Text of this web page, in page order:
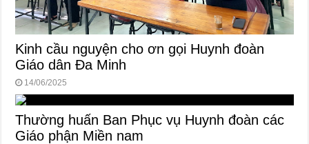
Kinh cầu nguyện cho ơn gọi Huynh đoàn
Giáo dân Đa Minh
14/06/2025
Thường huấn Ban Phục vụ Huynh đoàn các
Giáo phận Miền nam